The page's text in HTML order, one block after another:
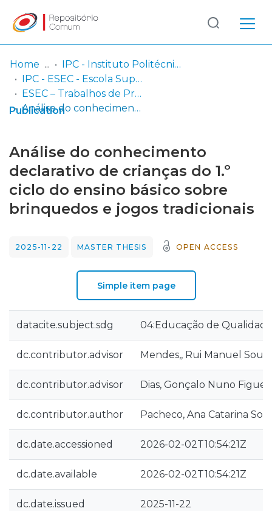
Communities
& Collections
Statistics
Log
In
(current)
Home
IPC - Instituto Politécnico de Coimbra
IPC - ESEC - Escola Superior de Educação de Coimbra
ESEC – Trabalhos de Projeto | Relatórios de Estágio | Projetos de Investigação
Análise do conhecimento declarativo de crianças do 1.º ciclo do ensino básico sobre brinquedos e jogos tradicionais
Publication
Análise do conhecimento
declarativo de crianças do 1.º
ciclo do ensino básico sobre
brinquedos e jogos tradicionais
2025-11-22 MASTER THESIS OPEN ACCESS
Simple item page
datacite.subject.sdg 04:Educação de Qualidade
dc.contributor.advisor Mendes,, Rui Manuel
dc.contributor.advisor Dias, Gonçalo Nuno
dc.contributor.author Pacheco, Ana Catarina
dc.date.accessioned 2026-02-02T10:54:21Z
dc.date.available 2026-02-02T10:54:21Z
dc.date.issued 2025-11-22